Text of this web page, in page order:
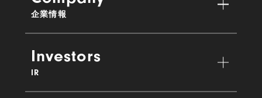
企業情報
Investors
IR